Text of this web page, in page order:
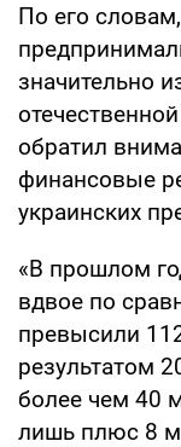
По его
значительно
обратил
финансовые
украинских
«В прошлом
вдвое по
превысили
результатом
более чем 40
лишь плюс 8